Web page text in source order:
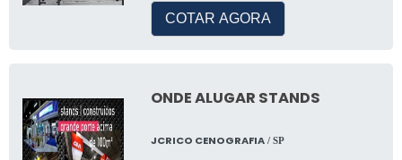
COTAR AGORA
ONDE ALUGAR STANDS
JCRICO CENOGRAFIA/ SP